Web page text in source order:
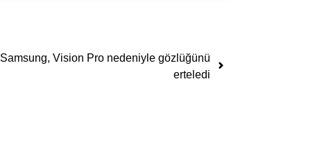
Samsung, Vision Pro nedeniyle gözlüğünü
erteledi